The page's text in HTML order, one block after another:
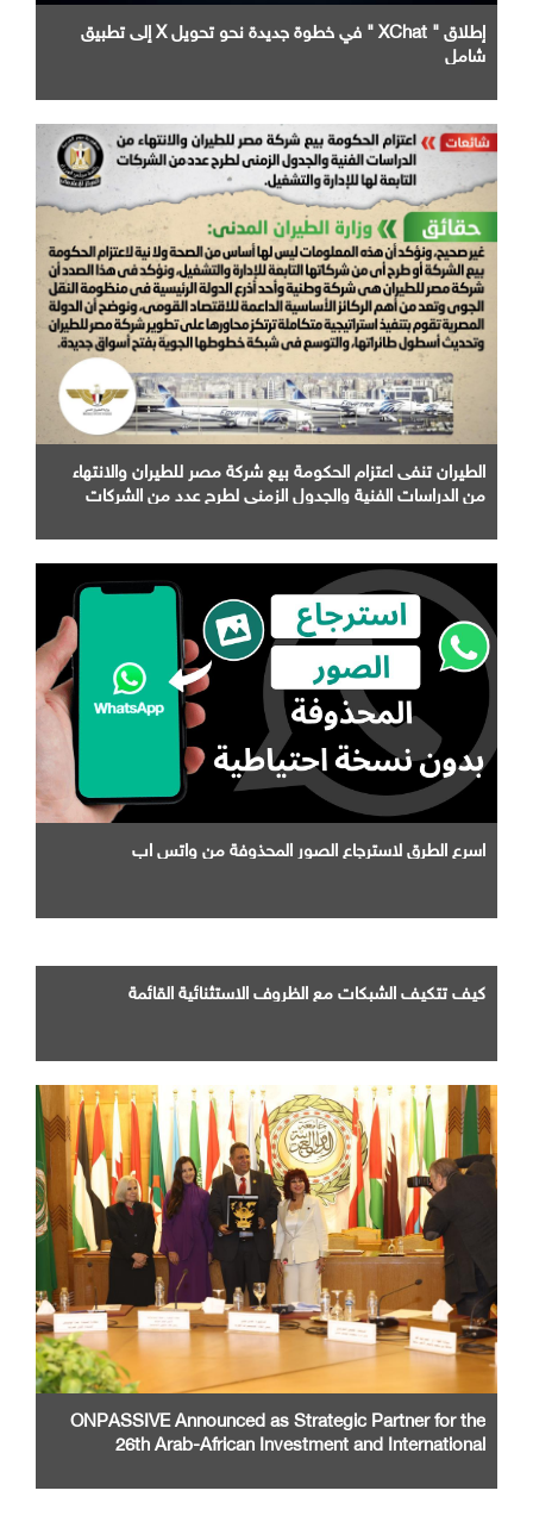
إطلاق " XChat " في خطوة جديدة نحو تحويل X إلى تطبيق
شامل
الطيران تنفى اعتزام الحكومة بيع شركة مصر للطيران والانتهاء
من الدراسات الفنية والجدول الزمني لطرح عدد من الشركات
اسرع الطرق لاسترجاع الصور المحذوفة من واتس اب
كيف تتكيف الشبكات مع الظروف الاستثنائية القائمة
ONPASSIVE Announced as Strategic Partner for the
26th Arab-African Investment and International